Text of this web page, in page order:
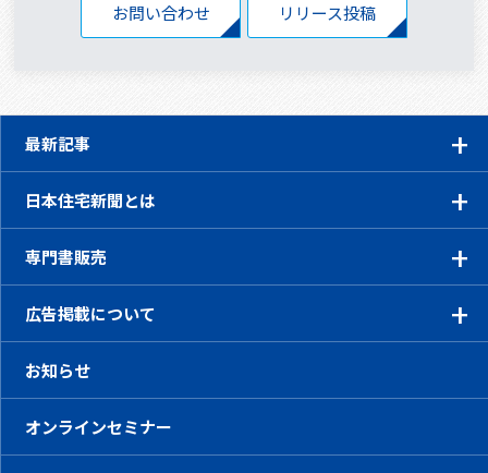
お問い合わせ リリース投稿
最新記事
日本住宅新聞とは
専門書販売
広告掲載について
お知らせ
オンラインセミナー